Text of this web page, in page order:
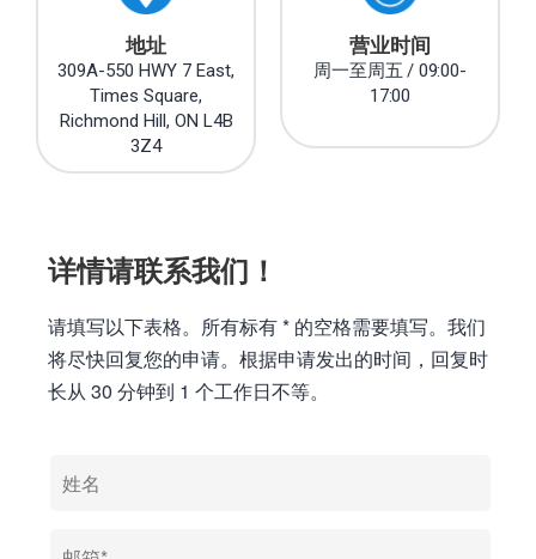
地址
309A-550 HWY 7 East,
Times Square,
Richmond Hill, ON L4B
3Z4
营业时间
周一至周五 / 09:00-
17:00
详情请联系我们！
请填写以下表格。所有标有 * 的空格需要填写。我们
将尽快回复您的申请。根据申请发出的时间，回复时
长从 30 分钟到 1 个工作日不等。